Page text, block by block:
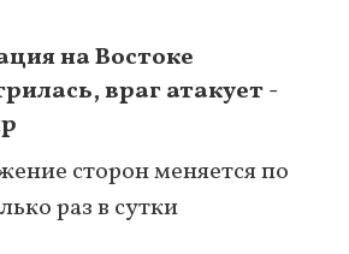
на Востоке
враг атакует -
сторон меняется по
раз в сутки